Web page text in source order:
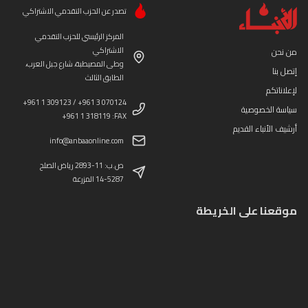
من نحن
إتصل بنا
لإعلاناتكم
سياسة الخصوصية
أرشيف الأنباء القديم
تصدر عن الحزب التقدمي الاشتراكي
المركز الرئيسي للحزب التقدمي
الاشتراكي
وطى المصيطبة، شارع جبل العرب،
الطابق الثالث
+961 1 309123 / +961 3 070124
+961 1 318119 :FAX
info@anbaaonline.com
ص.ب: 11-2893 رياض الصلح
14-5287 المزرعة
موقعنا على الخريطة